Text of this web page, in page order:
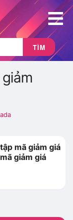
TÌM
mã giảm giá
giảm giá